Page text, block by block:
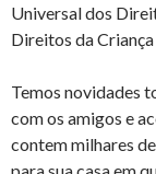
Universal dos
Direitos da
Temos novidades
com os amigos e
contem milhares